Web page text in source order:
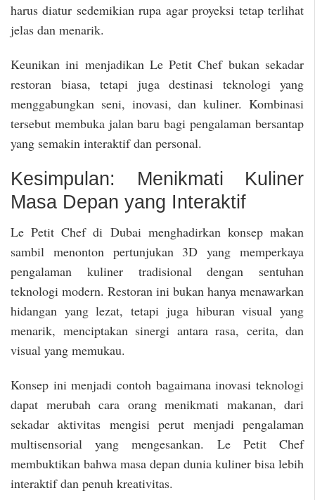
harus diatur sedemikian rupa agar proyeksi tetap terlihat
jelas dan menarik.
Keunikan ini menjadikan Le Petit Chef bukan sekadar
restoran biasa, tetapi juga destinasi teknologi yang
menggabungkan seni, inovasi, dan kuliner. Kombinasi
tersebut membuka jalan baru bagi pengalaman bersantap
yang semakin interaktif dan personal.
Kesimpulan: Menikmati Kuliner
Masa Depan yang Interaktif
Le Petit Chef di Dubai menghadirkan konsep makan
sambil menonton pertunjukan 3D yang memperkaya
pengalaman kuliner tradisional dengan sentuhan
teknologi modern. Restoran ini bukan hanya menawarkan
hidangan yang lezat, tetapi juga hiburan visual yang
menarik, menciptakan sinergi antara rasa, cerita, dan
visual yang memukau.
Konsep ini menjadi contoh bagaimana inovasi teknologi
dapat merubah cara orang menikmati makanan, dari
sekadar aktivitas mengisi perut menjadi pengalaman
multisensorial yang mengesankan. Le Petit Chef
membuktikan bahwa masa depan dunia kuliner bisa lebih
interaktif dan penuh kreativitas.